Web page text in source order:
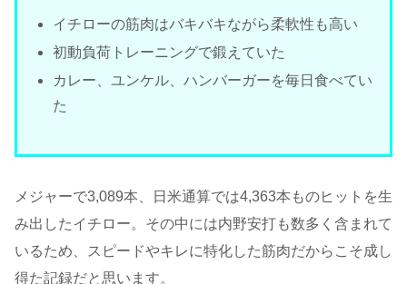
イチローの筋肉はバキバキながら柔軟性も高い
初動負荷トレーニングで鍛えていた
カレー、ユンケル、ハンバーガーを毎日食べてい
た
メジャーで3,089本、日米通算では4,363本ものヒットを生
み出したイチロー。その中には内野安打も数多く含まれて
いるため、スピードやキレに特化した筋肉だからこそ成し
得た記録だと思います。